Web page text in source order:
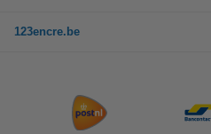
123encre.be